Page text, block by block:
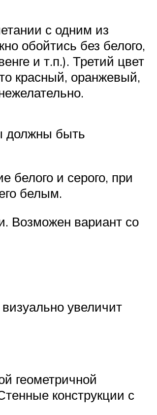
с одним из
обойтись без белого,
и т.п.). Третий цвет
красный, оранжевый,
должны быть
белого и серого, при
белым.
Возможен вариант со
увеличит
геометричной
конструкции с